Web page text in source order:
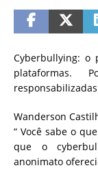
Cyberbullying: o
plataformas.
Wanderson
“ Você sabe o
que o
anonimato